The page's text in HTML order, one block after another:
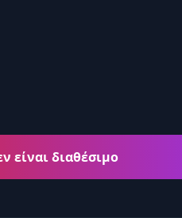
είναι διαθέσιμο